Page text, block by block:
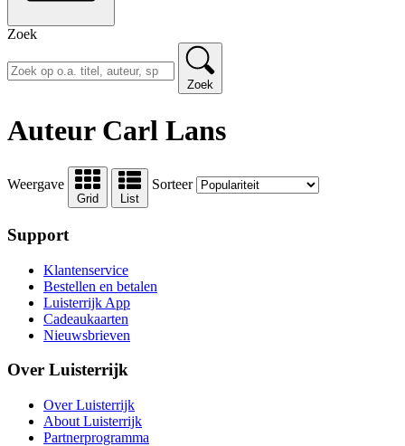
Zoek
Zoek
Auteur Carl Lans
Weergave
Grid List
Sorteer
Support
Klantenservice
Bestellen en betalen
Luisterrijk App
Cadeaukaarten
Nieuwsbrieven
Over Luisterrijk
Over Luisterrijk
About Luisterrijk
Partnerprogramma